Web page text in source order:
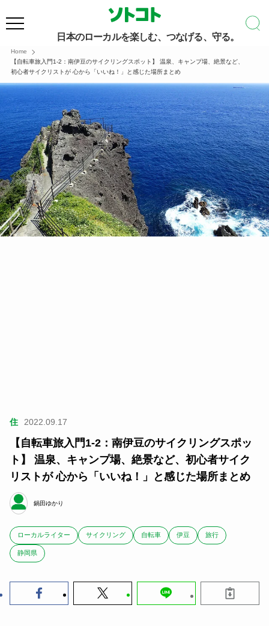
日本のローカルを楽しむ、つなげる、守る。
Home
【自転車旅入門1-2：南伊豆のサイクリングスポット】 温泉、キャンプ場、絶景など、
初心者サイクリストが 心から「いいね！」と感じた場所まとめ
住 2022.09.17
【自転車旅入門1-2：南伊豆のサイクリングスポッ
ト】 温泉、キャンプ場、絶景など、初心者サイク
リストが 心から「いいね！」と感じた場所まとめ
鍋田ゆかり
ローカルライター サイクリング 自転車 伊豆 旅行
静岡県